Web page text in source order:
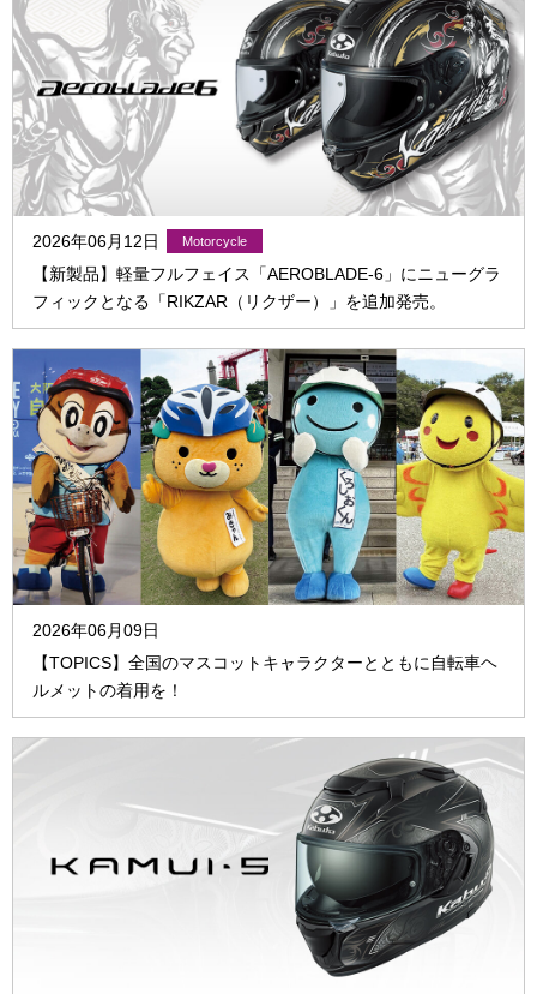
2026年06月12日
【新製品】軽量フルフェイス「AEROBLADE-6」にニューグラ
フィックとなる「RIKZAR（リクザー）」を追加発売。
2026年06月09日
【TOPICS】全国のマスコットキャラクターとともに自転車ヘ
ルメットの着用を！